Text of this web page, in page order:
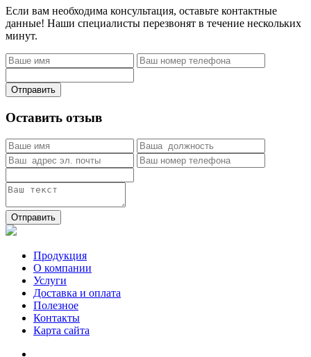
Если вам необходима консультация, оставьте контактные
данные! Наши специалисты перезвонят в течение нескольких
минут.
Отправить
Оставить отзыв
Отправить
Продукция
О компании
Услуги
Доставка и оплата
Полезное
Контакты
Карта сайта